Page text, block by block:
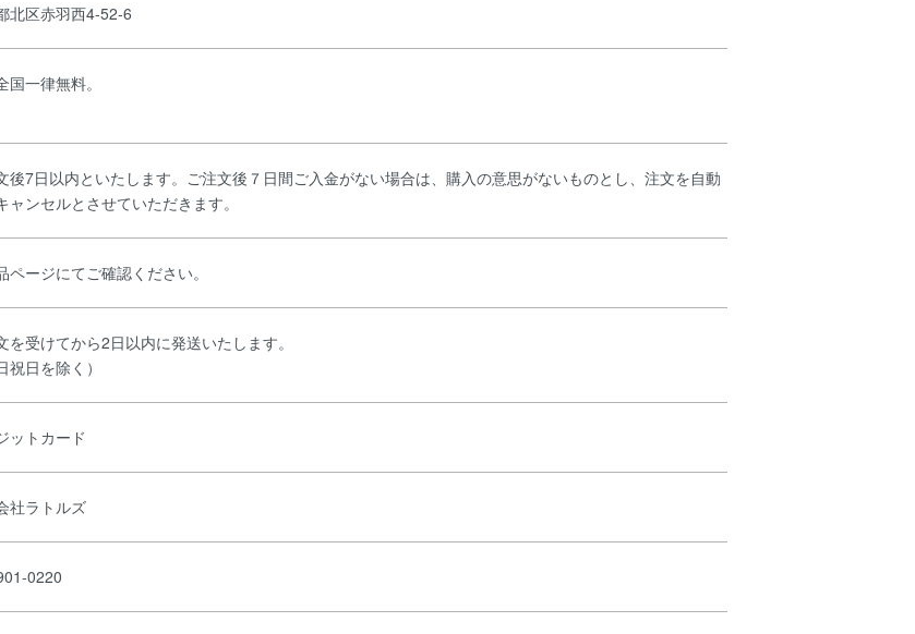
北区赤羽西4-52-6
国一律無料。
後7日以内といたします。ご注文後７日間ご入金がない場合は、購入の意思がないものとし、注文を自動
ャンセルとさせていただきます。
ページにてご確認ください。
を受けてから2日以内に発送いたします。
祝日を除く）
ットカード
社ラトルズ
0220